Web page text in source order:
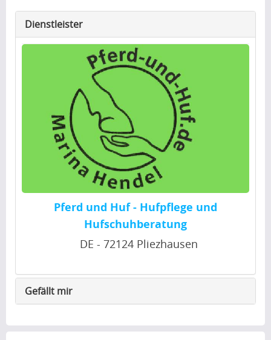
Dienstleister
Pferd und Huf - Hufpflege und
Hufschuhberatung
DE - 72124 Pliezhausen
Gefällt mir